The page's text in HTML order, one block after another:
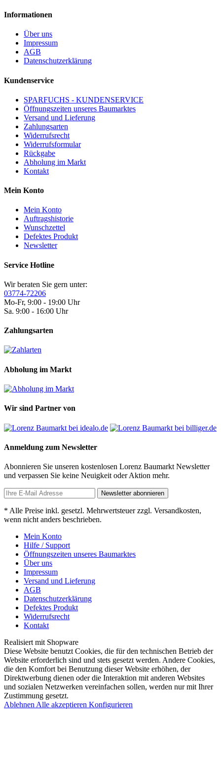
Informationen
Über uns
Impressum
AGB
Datenschutzerklärung
Kundenservice
SPARFUCHS - KUNDENSERVICE
Öffnungszeiten unseres Baumarktes
Versand und Lieferung
Zahlungsarten
Widerrufsrecht
Widerrufsformular
Rückgabe
Abholung im Markt
Kontakt
Mein Konto
Mein Konto
Auftragshistorie
Wunschzettel
Defektes Produkt
Newsletter
Service Hotline
Wir beraten Sie gern unter:
03774-72206
Mo-Fr, 9:00 - 19:00 Uhr
Sa. 9:00 - 16:00 Uhr
Zahlungsarten
Abholung im Markt
Wir sind Partner von
Anmeldung zum Newsletter
Abonnieren Sie unseren kostenlosen Lorenz Baumarkt Newsletter
und verpassen Sie keine Neuigkeit oder Aktion mehr.
Newsletter abonnieren
* Alle Preise inkl. gesetzl. Mehrwertsteuer zzgl. Versandkosten,
wenn nicht anders beschrieben.
Mein Konto
Hilfe / Support
Öffnungszeiten unseres Baumarktes
Über uns
Impressum
Versand und Lieferung
AGB
Datenschutzerklärung
Defektes Produkt
Widerrufsrecht
Kontakt
Realisiert mit Shopware
Diese Website benutzt Cookies, die für den technischen Betrieb der
Website erforderlich sind und stets gesetzt werden. Andere Cookies,
die den Komfort bei Benutzung dieser Website erhöhen, der
Direktwerbung dienen oder die Interaktion mit anderen Websites
und sozialen Netzwerken vereinfachen sollen, werden nur mit Ihrer
Zustimmung gesetzt.
Ablehnen Alle akzeptieren Konfigurieren